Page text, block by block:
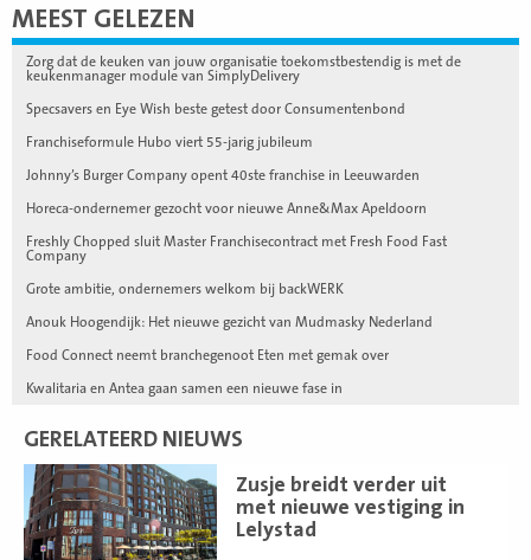
MEEST GELEZEN
Zorg dat de keuken van jouw organisatie toekomstbestendig is met de
keukenmanager module van SimplyDelivery
Specsavers en Eye Wish beste getest door Consumentenbond
Franchiseformule Hubo viert 55-jarig jubileum
Johnny’s Burger Company opent 40ste franchise in Leeuwarden
Horeca-ondernemer gezocht voor nieuwe Anne&Max Apeldoorn
Freshly Chopped sluit Master Franchisecontract met Fresh Food Fast
Company
Grote ambitie, ondernemers welkom bij backWERK
Anouk Hoogendijk: Het nieuwe gezicht van Mudmasky Nederland
Food Connect neemt branchegenoot Eten met gemak over
Kwalitaria en Antea gaan samen een nieuwe fase in
GERELATEERD NIEUWS
Zusje breidt verder uit
met nieuwe vestiging in
Lelystad
Lees
meer